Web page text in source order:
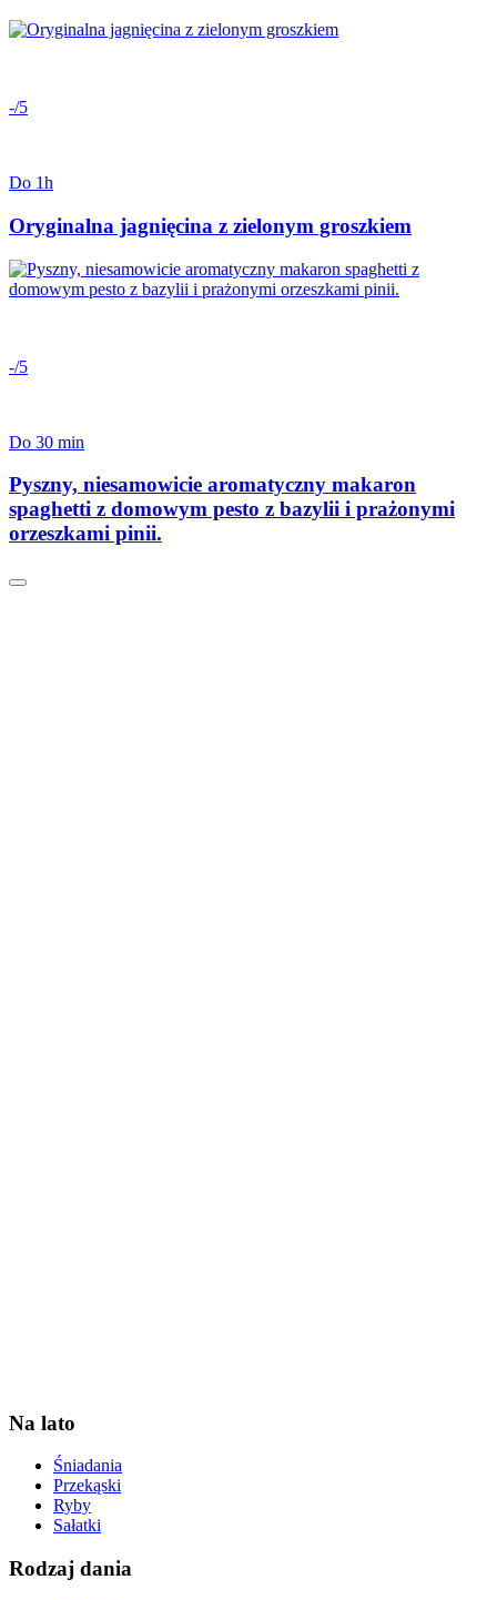
-/5
Do 1h
Oryginalna jagnięcina z zielonym groszkiem
-/5
Do 30 min
Pyszny, niesamowicie aromatyczny makaron
spaghetti z domowym pesto z bazylii i prażonymi
orzeszkami pinii.
Na lato
Śniadania
Przekąski
Ryby
Sałatki
Rodzaj dania